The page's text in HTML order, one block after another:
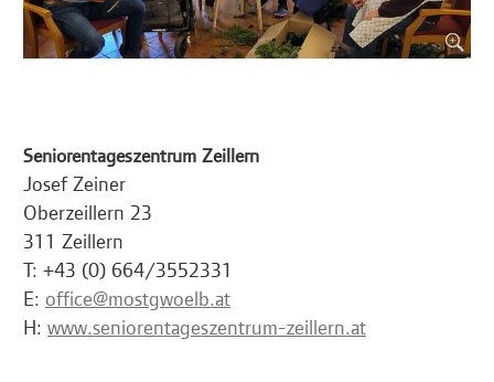
Seniorentageszentrum Zeillern
Josef Zeiner
Oberzeillern 23
311 Zeillern
T: +43 (0) 664/3552331
E: office@mostgwoelb.at
H: www.seniorentageszentrum-zeillern.at